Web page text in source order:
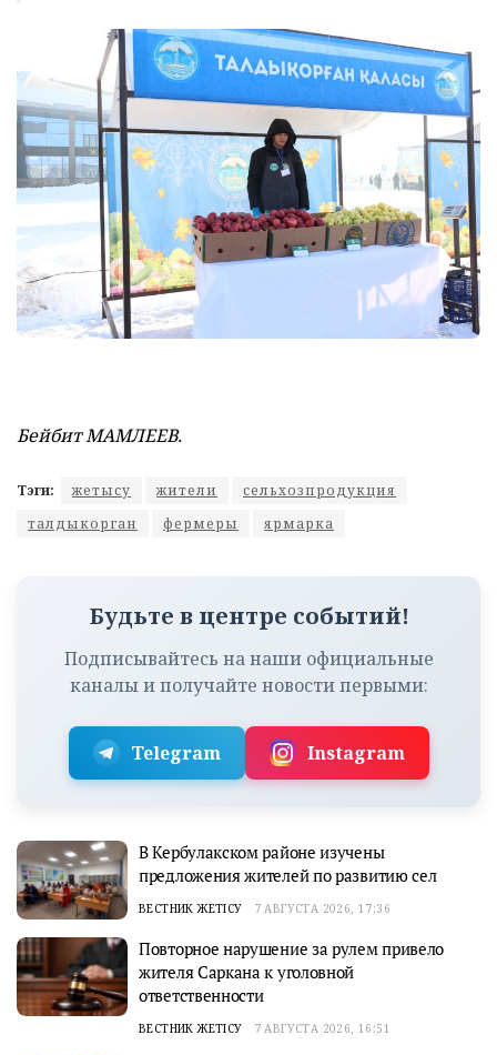
Бейбит МАМЛЕЕВ.
Тэги: жетысу жители
сельхозпродукция
талдыкорган
фермеры ярмарка
Будьте в центре событий!
Подписывайтесь на наши официальные
каналы и получайте новости первыми:
Telegram Instagram
В Кербулакском районе изучены
предложения жителей по развитию сел
ВЕСТНИК ЖЕТІСУ 7 АВГУСТА 2026, 17:36
Повторное нарушение за рулем привело
жителя Саркана к уголовной
ответственности
ВЕСТНИК ЖЕТІСУ 7 АВГУСТА 2026, 16:51